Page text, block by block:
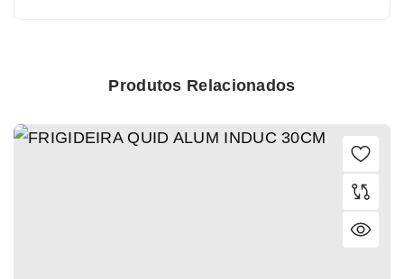
Produtos Relacionados